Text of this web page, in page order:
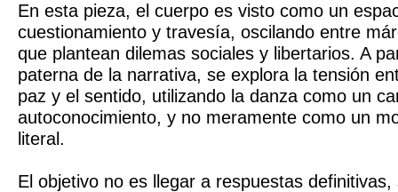
En esta pieza, el cuerpo es visto como un
cuestionamiento y travesía, oscilando entre
que plantean dilemas sociales y libertarios. A
paterna de la narrativa, se explora la tensión
paz y el sentido, utilizando la danza como un
autoconocimiento, y no meramente como un
literal.
El objetivo no es llegar a respuestas